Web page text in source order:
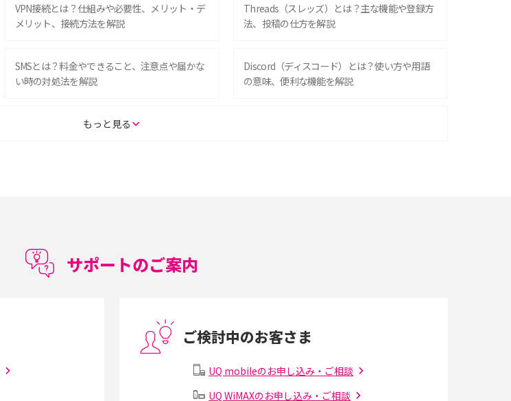
VPN接続とは？仕組みや必要性、メリット・デ
メリット、接続方法を解説
Threads（スレッズ）とは？主な機能や登録方
法、投稿の仕方を解説
SMSとは？料金やできること、注意点や届かな
い時の対処法を解説
Discord（ディスコード）とは？使い方や用語
の意味、便利な機能を解説
iPhone 16eとiPhone 14を徹底比較！スペッ
ト・デメリットを詳しく紹介
iCloudの使用容量を減らす9つの方法！使用状
の設定方法やおススメを紹介
もっと見る
サポートのご案内
ご検討中のお客さま
UQ mobileのお申し込み・ご相談
UQ WiMAXのお申し込み・ご相談